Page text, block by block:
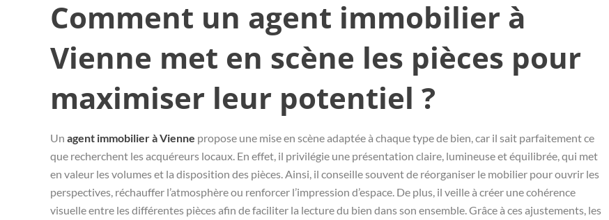
Comment un agent immobilier à
Vienne met en scène les pièces pour
maximiser leur potentiel ?
Un agent immobilier à Vienne propose une mise en scène adaptée à chaque type de bien, car il sait parfaitement ce
que recherchent les acquéreurs locaux. En effet, il privilégie une présentation claire, lumineuse et équilibrée, qui met
en valeur les volumes et la disposition des pièces. Ainsi, il conseille souvent de réorganiser le mobilier pour ouvrir les
perspectives, réchauffer l’atmosphère ou renforcer l’impression d’espace. De plus, il veille à créer une cohérence
visuelle entre les différentes pièces afin de faciliter la lecture du bien dans son ensemble. Grâce à ces ajustements, les